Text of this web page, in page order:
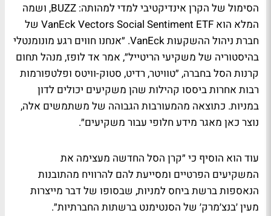
הסימול של הקרן אינדיקטיבי למדי למהותה: BUZZ, ושמה
המלא הוא VanEck Vectors Social Sentiment ETF של
חברת ניהול ההשקעות VanEck. ״אנחנו חווים רגע מונומנטלי
בהיסטוריה של משקיעי הריטייל״, אמר אד לופז, מנהל תחום
קרנות הסל בחברה, ״טוויטר, רדיט, סטוק-וויטס ופלטפורמות
רבות אחרות ביססו קהילות שהן משקיעים יכולים לדון
במניות. כתוצאה מהמעורבות הגבוהה של משתמשים אלה,
נוצר כאן מאגר מידע חלופי עבור משקיעים״.
עוד הוא הוסיף כי ״קרן הסל החדשה מעצימה את
המשקיעים הפרטיים ומסייעת להם להרוויח מהתובנות
הנאספות ברשת ביחס למניות, שבסופו של דבר מייצרות
מעין ׳בנצ׳מרק׳ של הסנטימנט ברשתות החברתיות״.